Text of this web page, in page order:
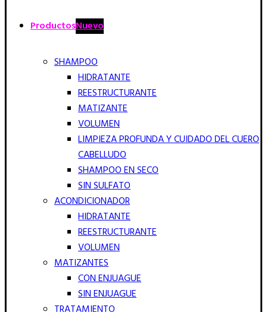
ProductosNuevo
SHAMPOO
HIDRATANTE
REESTRUCTURANTE
MATIZANTE
VOLUMEN
LIMPIEZA PROFUNDA Y CUIDADO DEL CUERO
CABELLUDO
SHAMPOO EN SECO
SIN SULFATO
ACONDICIONADOR
HIDRATANTE
REESTRUCTURANTE
VOLUMEN
MATIZANTES
CON ENJUAGUE
SIN ENJUAGUE